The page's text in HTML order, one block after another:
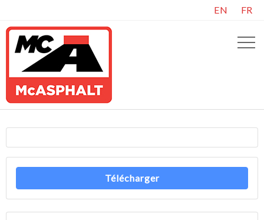
EN FR
Télécharger